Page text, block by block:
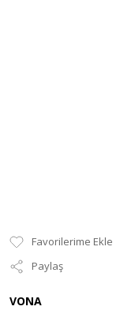
Paylaş
VONA